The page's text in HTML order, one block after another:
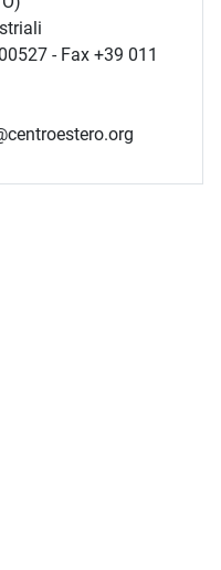
- Fax +39 011